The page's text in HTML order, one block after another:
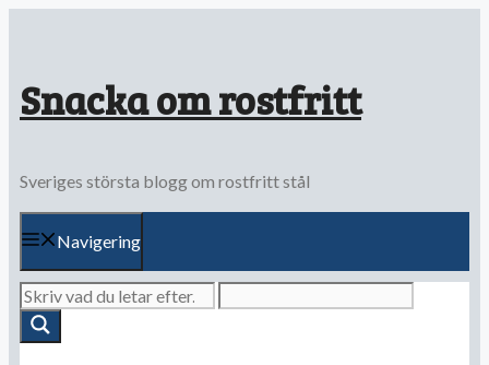
Snacka om rostfritt
Sveriges största blogg om rostfritt stål
Navigering